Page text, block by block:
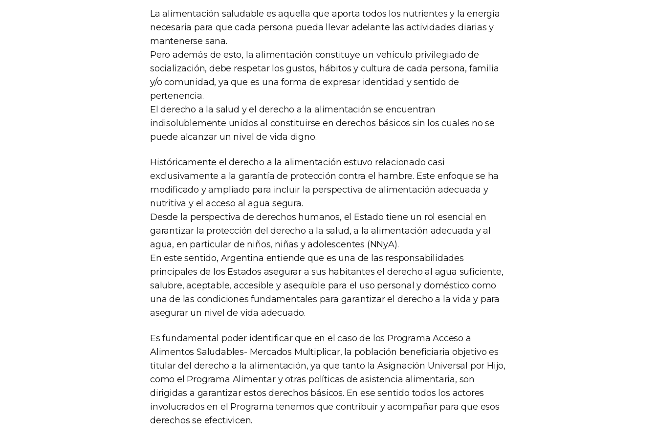
La alimentación saludable es aquella que aporta todos los nutrientes y la energía
necesaria para que cada persona pueda llevar adelante las actividades diarias y
mantenerse sana.
Pero además de esto, la alimentación constituye un vehículo privilegiado de
socialización, debe respetar los gustos, hábitos y cultura de cada persona, familia
y/o comunidad, ya que es una forma de expresar identidad y sentido de
pertenencia.
El derecho a la salud y el derecho a la alimentación se encuentran
indisolublemente unidos al constituirse en derechos básicos sin los cuales no se
puede alcanzar un nivel de vida digno.
Históricamente el derecho a la alimentación estuvo relacionado casi
exclusivamente a la garantía de protección contra el hambre. Este enfoque se ha
modificado y ampliado para incluir la perspectiva de alimentación adecuada y
nutritiva y el acceso al agua segura.
Desde la perspectiva de derechos humanos, el Estado tiene un rol esencial en
garantizar la protección del derecho a la salud, a la alimentación adecuada y al
agua, en particular de niños, niñas y adolescentes (NNyA).
En este sentido, Argentina entiende que es una de las responsabilidades
principales de los Estados asegurar a sus habitantes el derecho al agua suficiente,
salubre, aceptable, accesible y asequible para el uso personal y doméstico como
una de las condiciones fundamentales para garantizar el derecho a la vida y para
asegurar un nivel de vida adecuado.
Es fundamental poder identificar que en el caso de los Programa Acceso a
Alimentos Saludables- Mercados Multiplicar, la población beneficiaria objetivo es
titular del derecho a la alimentación, ya que tanto la Asignación Universal por Hijo,
como el Programa Alimentar y otras políticas de asistencia alimentaria, son
dirigidas a garantizar estos derechos básicos. En ese sentido todos los actores
involucrados en el Programa tenemos que contribuir y acompañar para que esos
derechos se efectivicen.